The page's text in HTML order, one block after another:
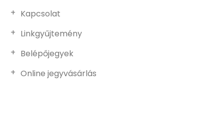
Kapcsolat
Linkgyűjtemény
Belépőjegyek
Online jegyvásárlás